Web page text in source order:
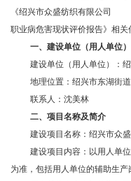
《绍兴市众盛纺织有限公司
职业病危害现状评价报告》相关
一、 建设单位（用人单位
建设单位（用人单位）：
地理位置：绍兴市东湖街
联系人：沈美林
二、 项目名称及简介
建设项目名称：绍兴市众
建设项目内容：以用人单
为准，包括用人单位的辅助生产